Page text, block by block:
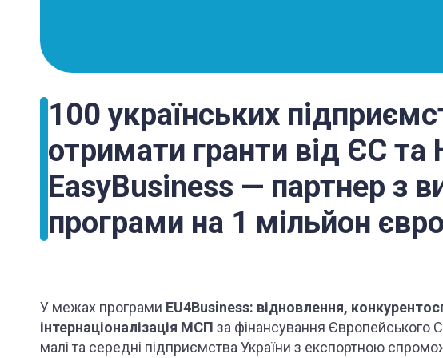
100 українських
отримати гранти від ЄС та
EasyBusiness — партнер з
програми на 1 мільйон євро
У межах програми EU4Business: відновлення,
інтернаціоналізація МСП за фінансування Європейського
малі та середні підприємства України з експортною